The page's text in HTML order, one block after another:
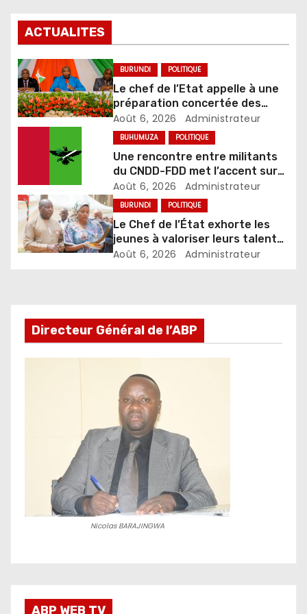
ACTUALITES
BURUNDI POLITIQUE
Le chef de l’Etat appelle à une
préparation concertée des
élections de 2027
Août 6, 2026 Administrateur
BUHUMUZA POLITIQUE
Une rencontre entre militants
du CNDD-FDD met l’accent sur
le développement et la sécurité
Août 6, 2026 Administrateur
BURUNDI POLITIQUE
Le Chef de l’État exhorte les
jeunes à valoriser leurs talents
pour accélérer le
Août 6, 2026 Administrateur
Directeur Général de l’ABP
Nicolas BARAJINGWA
ABP WEB TV